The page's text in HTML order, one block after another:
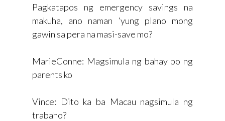
Pagkatapos ng emergency savings na
makuha, ano naman ‘yung plano mong
gawin sa pera na masi-save mo?
MarieConne: Magsimula ng bahay po ng
parents ko
Vince: Dito ka ba Macau nagsimula ng
trabaho?